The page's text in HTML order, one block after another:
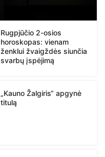
Rugpjūčio 2-osios
horoskopas: vienam
ženklui žvaigždės siunčia
svarbų įspėjimą
„Kauno Žalgiris“ apgynė
titulą